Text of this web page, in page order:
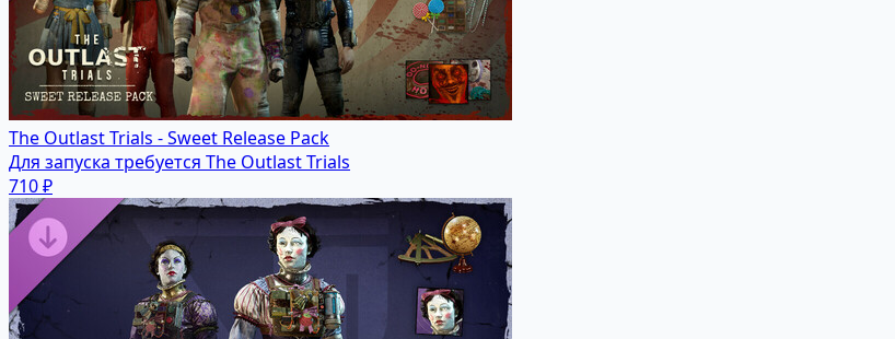
The Outlast Trials - Sweet Release Pack
Для запуска требуется The Outlast Trials
710 ₽